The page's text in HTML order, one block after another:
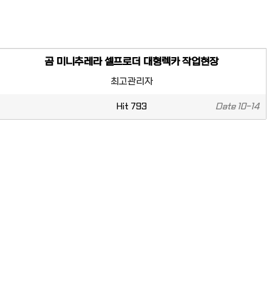
곰 미니추레라 셀프로더 대형렉카 작업현장
최고관리자
Hit 793 Date10-14